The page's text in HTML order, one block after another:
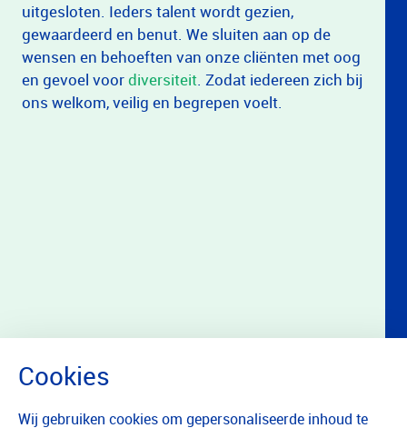
uitgesloten. Ieders talent wordt gezien,
gewaardeerd en benut. We sluiten aan op de
wensen en behoeften van onze cliënten met oog
en gevoel voordiversiteit. Zodat iedereen zich bij
ons welkom, veilig en begrepen voelt.
Wij gebruiken cookies om gepersonaliseerde inhoud te